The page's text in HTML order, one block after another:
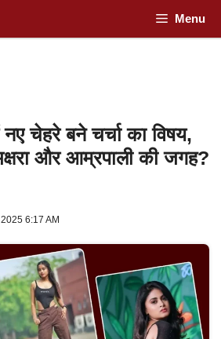
Menu
चेहरे बने चर्चा का विषय,
और आम्रपाली की जगह?
6:17 AM